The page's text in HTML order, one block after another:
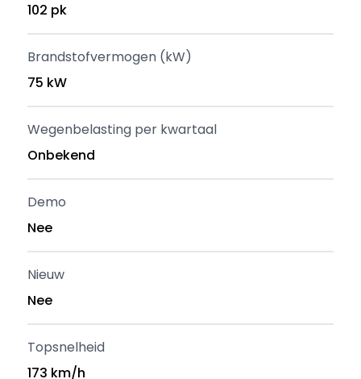
102 pk
Brandstofvermogen (kW)
75 kW
Wegenbelasting per kwartaal
Onbekend
Demo
Nee
Nieuw
Nee
Topsnelheid
173 km/h